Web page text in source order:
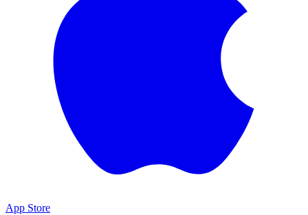
App Store